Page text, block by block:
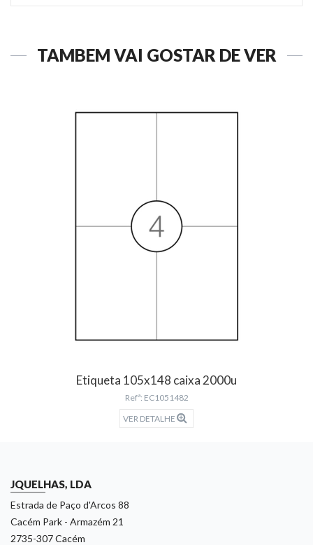
TAMBÉM VAI GOSTAR DE VER
Etiqueta 105x148 caixa 2000u
Refª: EC1051482
VER DETALHE
JQUELHAS, LDA
Estrada de Paço d'Arcos 88
Cacém Park - Armazém 21
2735-307 Cacém